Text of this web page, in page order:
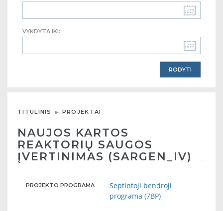
VYKDYTA IKI:
TITULINIS PROJEKTAI
NAUJOS KARTOS
REAKTORIŲ SAUGOS
ĮVERTINIMAS (SARGEN_IV)
PROJEKTO PROGRAMA
Septintoji bendroji
programa (7BP)